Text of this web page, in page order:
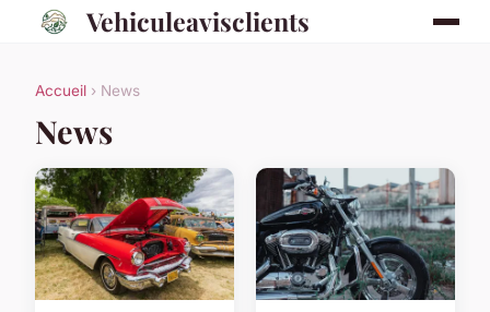
Vehiculeavisclients
Accueil › News
News